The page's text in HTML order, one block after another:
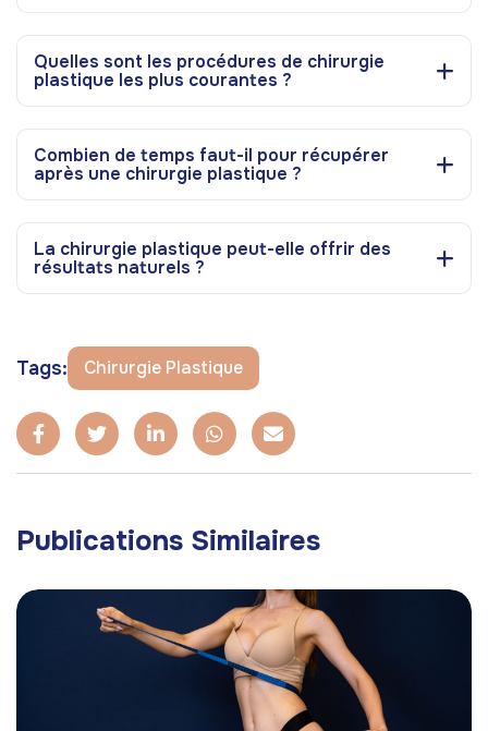
Quelles sont les procédures de chirurgie
plastique les plus courantes ?
Combien de temps faut-il pour récupérer
après une chirurgie plastique ?
La chirurgie plastique peut-elle offrir des
résultats naturels ?
Tags: Chirurgie Plastique
Publications Similaires